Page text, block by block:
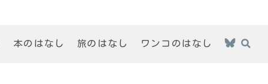
本のはなし 旅のはなし ワンコのはなし